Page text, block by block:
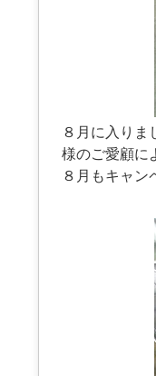
８月に入りま
様のご愛顧に
８月もキャン